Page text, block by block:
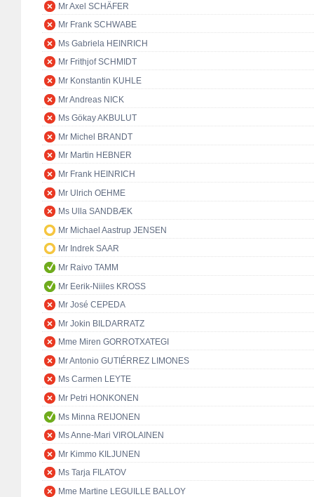
Mr Axel SCHÄFER
Mr Frank SCHWABE
Ms Gabriela HEINRICH
Mr Frithjof SCHMIDT
Mr Konstantin KUHLE
Mr Andreas NICK
Ms Gökay AKBULUT
Mr Michel BRANDT
Mr Martin HEBNER
Mr Frank HEINRICH
Mr Ulrich OEHME
Ms Ulla SANDBÆK
Mr Michael Aastrup JENSEN
Mr Indrek SAAR
Mr Raivo TAMM
Mr Eerik-Niiles KROSS
Mr José CEPEDA
Mr Jokin BILDARRATZ
Mme Miren GORROTXATEGI
Mr Antonio GUTIÉRREZ LIMONES
Ms Carmen LEYTE
Mr Petri HONKONEN
Ms Minna REIJONEN
Ms Anne-Mari VIROLAINEN
Mr Kimmo KILJUNEN
Ms Tarja FILATOV
Mme Martine LEGUILLE BALLOY